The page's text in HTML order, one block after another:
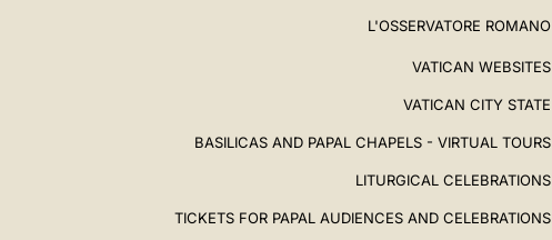
L'OSSERVATORE ROMANO
VATICAN WEBSITES
VATICAN CITY STATE
BASILICAS AND PAPAL CHAPELS - VIRTUAL TOURS
LITURGICAL CELEBRATIONS
TICKETS FOR PAPAL AUDIENCES AND CELEBRATIONS